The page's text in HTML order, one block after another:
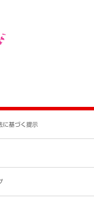
に基づく提示